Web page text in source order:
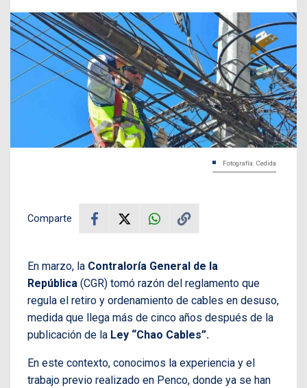
Fotografía: Cedida
Comparte
En marzo, la Contraloría General de la
República (CGR) tomó razón del reglamento que
regula el retiro y ordenamiento de cables en desuso,
medida que llega más de cinco años después de la
publicación de la Ley “Chao Cables”.
En este contexto, conocimos la experiencia y el
trabajo previo realizado en Penco, donde ya se han